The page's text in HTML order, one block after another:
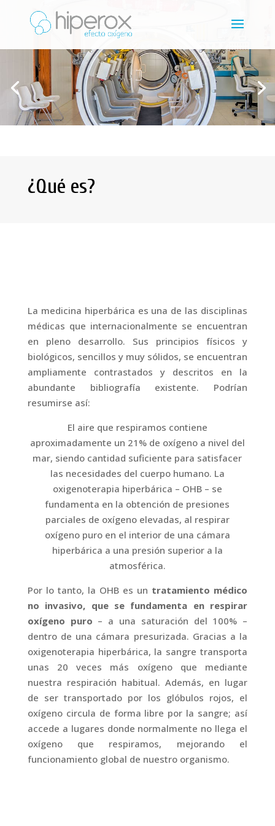
¿Qué es?
La medicina hiperbárica es una de las disciplinas
médicas que internacionalmente se encuentran
en pleno desarrollo. Sus principios físicos y
biológicos, sencillos y muy sólidos, se encuentran
ampliamente contrastados y descritos en la
abundante bibliografía existente. Podrían
resumirse así:
El aire que respiramos contiene
aproximadamente un 21% de oxígeno a nivel del
mar, siendo cantidad suficiente para satisfacer
las necesidades del cuerpo humano. La
oxigenoterapia hiperbárica – OHB – se
fundamenta en la obtención de presiones
parciales de oxígeno elevadas, al respirar
oxígeno puro en el interior de una cámara
hiperbárica a una presión superior a la
atmosférica.
Por lo tanto, la OHB es un tratamiento médico
no invasivo, que se fundamenta en respirar
oxígeno puro – a una saturación del 100% –
dentro de una cámara presurizada. Gracias a la
oxigenoterapia hiperbárica, la sangre transporta
unas 20 veces más oxígeno que mediante
nuestra respiración habitual. Además, en lugar
de ser transportado por los glóbulos rojos, el
oxígeno circula de forma libre por la sangre; así
accede a lugares donde normalmente no llega el
oxígeno que respiramos, mejorando el
funcionamiento global de nuestro organismo.